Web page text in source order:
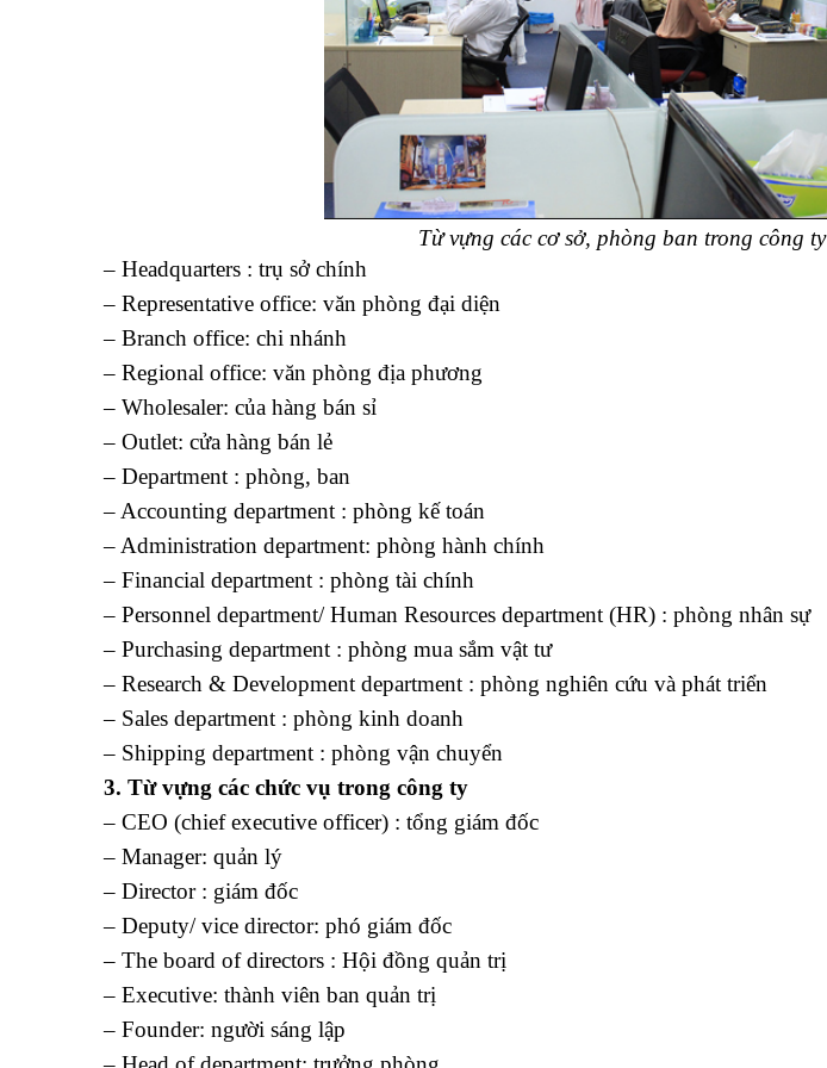
Từ vựng các cơ sở, phòng ban trong công ty
– Headquarters : trụ sở chính
– Representative office: văn phòng đại diện
– Branch office: chi nhánh
– Regional office: văn phòng địa phương
– Wholesaler: của hàng bán sỉ
– Outlet: cửa hàng bán lẻ
– Department : phòng, ban
– Accounting department : phòng kế toán
– Administration department: phòng hành chính
– Financial department : phòng tài chính
– Personnel department/ Human Resources department (HR) : phòng nhân sự
– Purchasing department : phòng mua sắm vật tư
– Research & Development department : phòng nghiên cứu và phát triển
– Sales department : phòng kinh doanh
– Shipping department : phòng vận chuyển
3. Từ vựng các chức vụ trong công ty
– CEO (chief executive officer) : tổng giám đốc
– Manager: quản lý
– Director : giám đốc
– Deputy/ vice director: phó giám đốc
– The board of directors : Hội đồng quản trị
– Executive: thành viên ban quản trị
– Founder: người sáng lập